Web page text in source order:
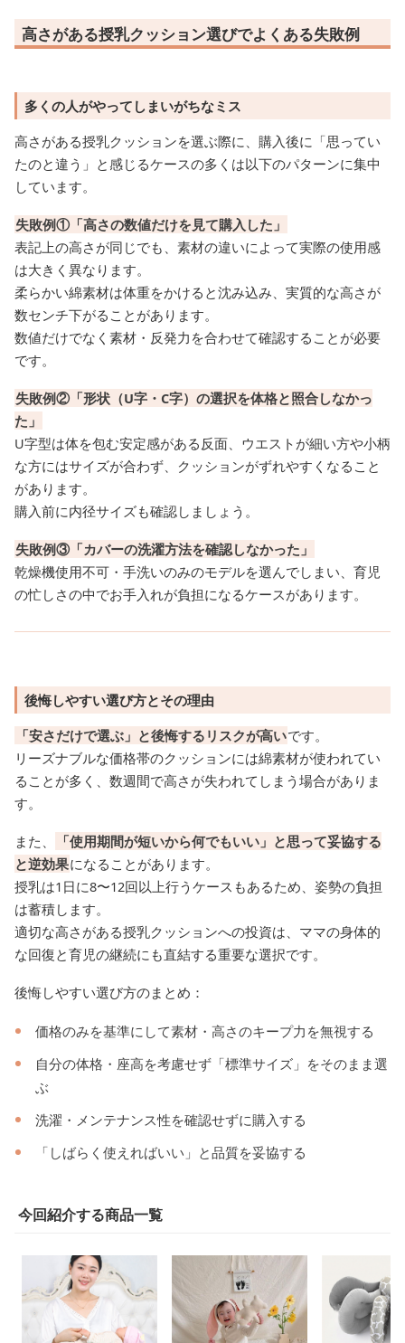
高さがある授乳クッション選びでよくある失敗例
多くの人がやってしまいがちなミス
高さがある授乳クッションを選ぶ際に、購入後に「思ってい
たのと違う」と感じるケースの多くは以下のパターンに集中
しています。
失敗例①「高さの数値だけを見て購入した」
表記上の高さが同じでも、素材の違いによって実際の使用感
は大きく異なります。
柔らかい綿素材は体重をかけると沈み込み、実質的な高さが
数センチ下がることがあります。
数値だけでなく素材・反発力を合わせて確認することが必要
です。
失敗例②「形状（U字・C字）の選択を体格と照合しなかっ
た」
U字型は体を包む安定感がある反面、ウエストが細い方や小柄
な方にはサイズが合わず、クッションがずれやすくなること
があります。
購入前に内径サイズも確認しましょう。
失敗例③「カバーの洗濯方法を確認しなかった」
乾燥機使用不可・手洗いのみのモデルを選んでしまい、育児
の忙しさの中でお手入れが負担になるケースがあります。
後悔しやすい選び方とその理由
「安さだけで選ぶ」と後悔するリスクが高いです。
リーズナブルな価格帯のクッションには綿素材が使われてい
ることが多く、数週間で高さが失われてしまう場合がありま
す。
また、
「使用期間が短いから何でもいい」と思って妥協する
と逆効果になることがあります。
授乳は1日に8〜12回以上行うケースもあるため、姿勢の負担
は蓄積します。
適切な高さがある授乳クッションへの投資は、ママの身体的
な回復と育児の継続にも直結する重要な選択です。
後悔しやすい選び方のまとめ：
価格のみを基準にして素材・高さのキープ力を無視する
自分の体格・座高を考慮せず「標準サイズ」をそのまま選
ぶ
洗濯・メンテナンス性を確認せずに購入する
「しばらく使えればいい」と品質を妥協する
今回紹介する商品一覧